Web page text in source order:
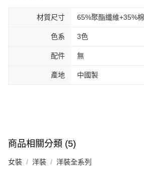
材質尺寸 65%聚酯纖維+35%
色系 3色
配件 無
產地 中國製
商品相關分類 (5)
女裝 洋裝 洋裝全系列